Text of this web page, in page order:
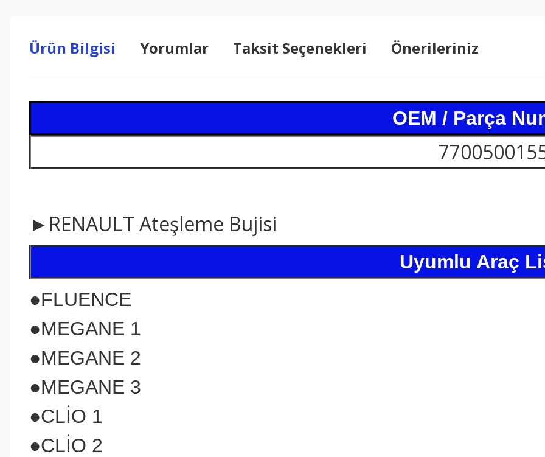
Ürün Bilgisi Yorumlar Taksit Seçenekleri Önerileriniz
OEM / Parça
►RENAULT Ateşleme Bujisi
Uyumlu Araç
●FLUENCE
●MEGANE 1
●MEGANE 2
●MEGANE 3
●CLİO 1
●CLİO 2